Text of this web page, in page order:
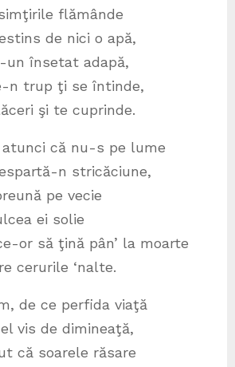
flămânde
de nici o apă,
un însetat adapă,
n trup ţi se întinde,
şi te cuprinde.
că nu-s pe lume
n stricăciune,
pe vecie
ei solie
or să ţină pân’ la moarte
cerurile ‘nalte.
de ce perfida viaţă
vis de dimineaţă,
că soarele răsare